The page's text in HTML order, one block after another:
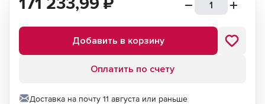
Добавить в корзину
Оплатить по счету
Доставка на почту 11 августа или раньше